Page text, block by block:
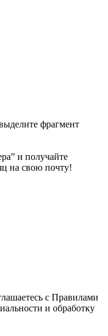
фрагмент
и получайте
на свою почту!
с Правилами
и обработку